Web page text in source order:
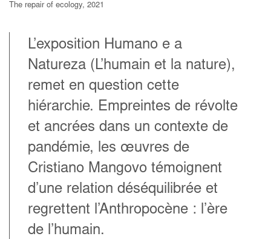
The repair of ecology, 2021
L’exposition Humano e a
Natureza (L’humain et la nature),
remet en question cette
hiérarchie. Empreintes de révolte
et ancrées dans un contexte de
pandémie, les œuvres de
Cristiano Mangovo témoignent
d’une relation déséquilibrée et
regrettent l’Anthropocène : l’ère
de l’humain.